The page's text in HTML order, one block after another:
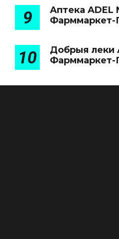
9
Аптека ADEL
10
Добрыя леки